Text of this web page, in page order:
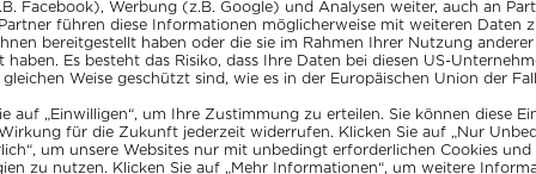
Unisex
ml
TRIPLE TREAT KIT
Fragrance Set Unisex
49,95 / 1 Stück
SUNSHINE15
MOLECULE
Eau de
79,-